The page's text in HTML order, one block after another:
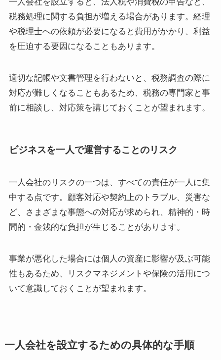
税務処理に関する負担が増える場合があります。経理
や税理士への依頼が必要になると費用がかかり、利益
を圧迫する要因になることもあります。
適切な記帳や文書管理を行わないと、税務調査の際に
対応が難しくなることもあるため、税務の専門家と事
前に相談し、対応策を講じておくことが望まれます。
ビジネスを一人で運営することのリスク
一人会社のリスクの一つは、すべての責任が一人に集
中する点です。顧客対応や契約上のトラブル、災害な
ど、さまざまな事態への対応が求められ、精神的・時
間的・金銭的な負担が生じることがあります。
事業が悪化した場合には個人の資産に影響が及ぶ可能
性もあるため、リスクマネジメントや保険の活用につ
いて意識しておくことが望まれます。
一人会社を設立するための具体的な手順